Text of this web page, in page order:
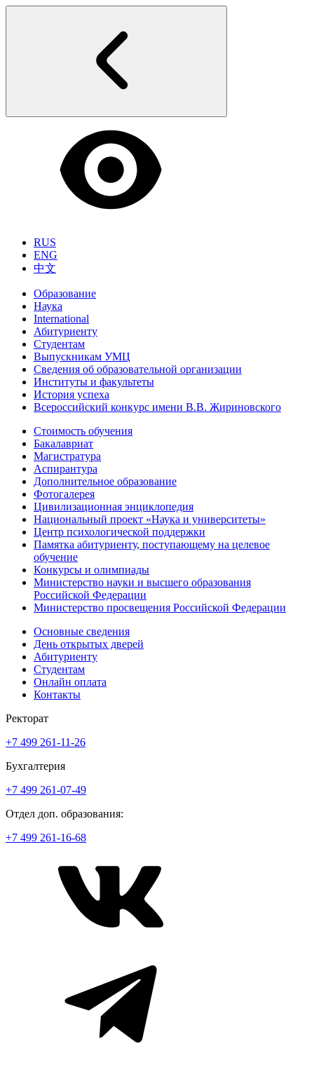
RUS
ENG
中文
Образование
Наука
International
Абитуриенту
Студентам
Выпускникам УМЦ
Сведения об образовательной организации
Институты и факультеты
История успеха
Всероссийский конкурс имени В.В. Жириновского
Стоимость обучения
Бакалавриат
Магистратура
Аспирантура
Дополнительное образование
Фотогалерея
Цивилизационная энциклопедия
Национальный проект «Наука и университеты»
Центр психологической поддержки
Памятка абитуриенту, поступающему на целевое
обучение
Конкурсы и олимпиады
Министерство науки и высшего образования
Российской Федерации
Министерство просвещения Российской Федерации
Основные сведения
День открытых дверей
Абитуриенту
Студентам
Онлайн оплата
Контакты
Ректорат
+7 499 261-11-26
Бухгалтерия
+7 499 261-07-49
Отдел доп. образования:
+7 499 261-16-68